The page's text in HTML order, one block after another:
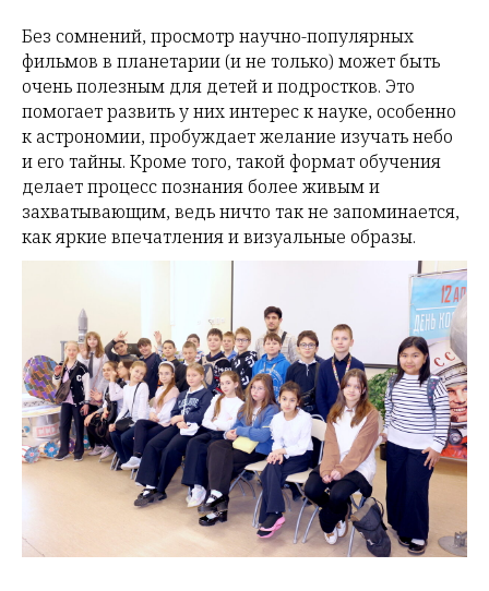
Без сомнений, просмотр научно-популярных
фильмов в планетарии (и не только) может быть
очень полезным для детей и подростков. Это
помогает развить у них интерес к науке, особенно
к астрономии, пробуждает желание изучать небо
и его тайны. Кроме того, такой формат обучения
делает процесс познания более живым и
захватывающим, ведь ничто так не запоминается,
как яркие впечатления и визуальные образы.